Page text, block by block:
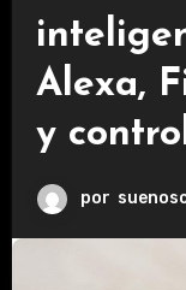
Alexa,
y
por